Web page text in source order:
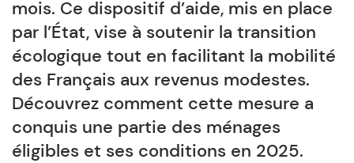
mois. Ce dispositif d’aide, mis en place
par l’État, vise à soutenir la transition
écologique tout en facilitant la mobilité
des Français aux revenus modestes.
Découvrez comment cette mesure a
conquis une partie des ménages
éligibles et ses conditions en 2025.